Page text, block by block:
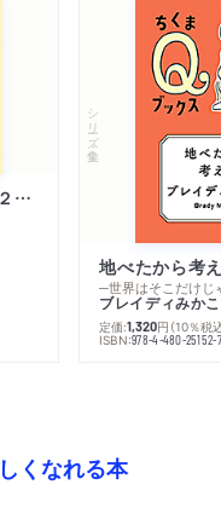
ムーミン・コミックス ２ あこがれの遠い土地
シリーズ・全集
地べたから考
─世界はそこだけじ
ブレイディみかこ
定価:1,320円 （10％税
ISBN:978-4-480-25152-7
くなれる本